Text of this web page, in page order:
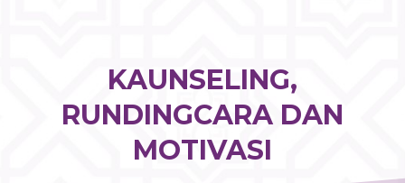
KAUNSELING,
RUNDINGCARA DAN
MOTIVASI